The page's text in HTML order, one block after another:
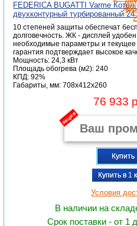
FEDERICA BUGATTI Varme
двухконтурный турбированный
10 степеней защиты обеспечат
долговечность. ЖК - дисплей
необходимые параметры и текущее
гарантия подтверждает высокое
Мощность: 24,3 кВт
Площадь обогрева (м2): 240
КПД: 92%
Габариты, мм: 708x412x260
76 933
акция
Купить
Купить в 1
Условия
В наличии на
Срок поставки - от 1